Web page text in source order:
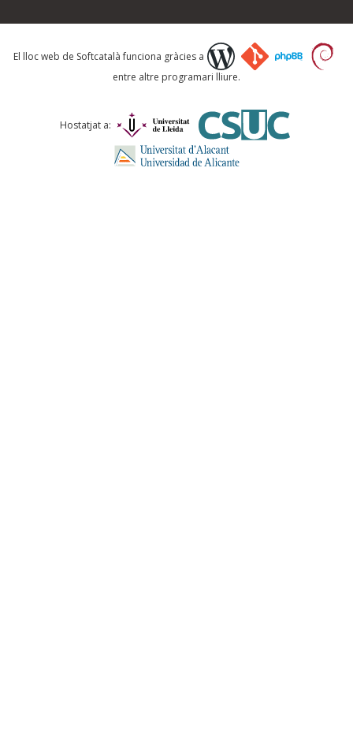
Què proposeu?
Comentari *
El lloc web de Softcatalà funciona gràcies a
entre altre programari lliure.
Hostatjat a: